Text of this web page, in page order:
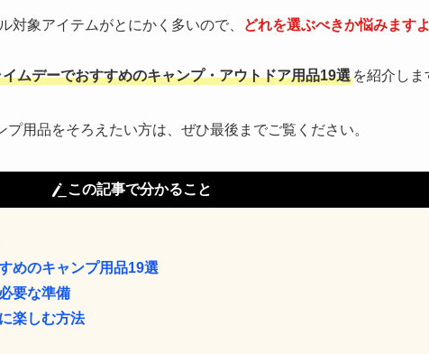
対象アイテムがとにかく多いので、 どれを選ぶべきか悩みます
ムデーでおすすめのキャンプ・アウトドア用品19選 を紹介しま
用品をそろえたい方は、ぜひ最後までご覧ください。
この記事で分かること
めのキャンプ用品19選
要な準備
楽しむ方法